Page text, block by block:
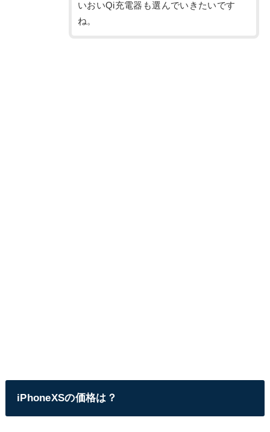
いおいQi充電器も選んでいきたいです
ね。
iPhoneXSの価格は？